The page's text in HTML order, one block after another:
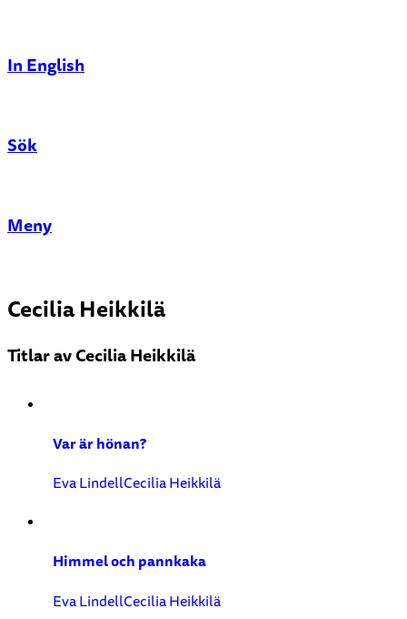
In English
Sök
Stäng
Meny
Cecilia Heikkilä
Titlar av Cecilia Heikkilä
Var är hönan?
Eva LindellCecilia Heikkilä
Himmel och pannkaka
Eva LindellCecilia Heikkilä